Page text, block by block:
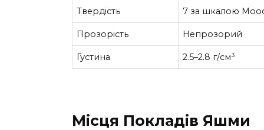
Твердість 7 за шкалою
Прозорість Непрозорий
Густина 2.5–2.8 г/см³
Місця Покладів Яшми